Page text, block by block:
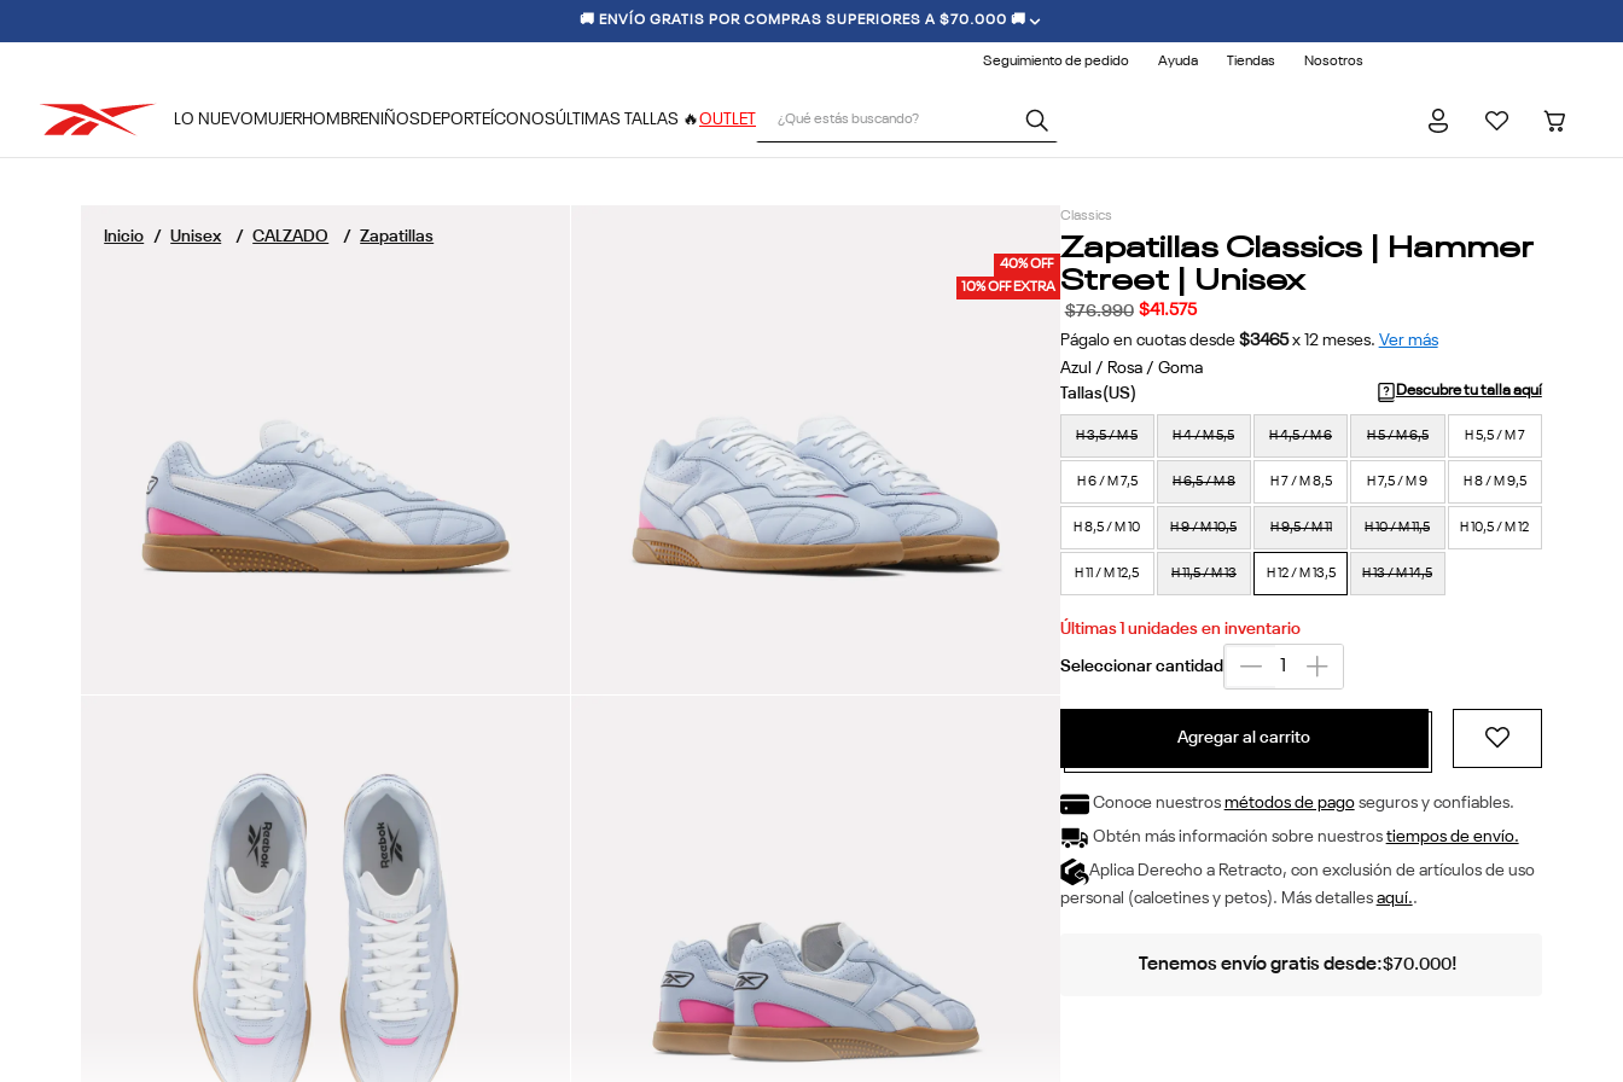
🚚 ENVÍO GRATIS POR COMPRAS SUPERIORES A $70.000 🚚
Seguimiento de pedido Ayuda Tiendas Nosotros
LO NUEVO MUJERHOMBRENIÑOSDEPORTE ÍCONOSÚLTIMAS TALLAS 🔥OUTLET
40% OFF
10% OFF EXTRA
Unisex CALZADO Zapatillas
Classics
Zapatillas Classics | Hammer
Street | Unisex
$76.990 $41 .575
Págalo en cuotas desde $3465 x 12meses. Ver más
Azul / Rosa / Goma
Descubre tu talla aquí
H 3,5 / M 5 H 4 / M 5,5 H 4,5 / M 6 H 5 / M 6,5 H 5,5 / M 7
H 6 / M 7,5 H 6,5 / M 8 H 7 / M 8,5 H 7,5 / M 9 H 8 / M 9,5
H 8,5 / M 10 H 9 / M 10,5 H 9,5 / M 11 H 10 / M 11,5 H 10,5 / M 12
H 11 / M 12,5 H 11,5 / M 13 H 12 / M 13,5 H 13 / M 14,5
Últimas unidades en inventario
Agregar al carrito
Conoce nuestros métodos de pagoseguros y confiables.
Obtén más información sobre nuestros tiempos de envío.
Aplica Derecho a Retracto, con exclusión de artículos de uso
personal (calcetines y petos). Más detalles aquí..
Tenemos envío gratis desde:$70.000!
2.
club c
7.
nano 4
8.
classic
9.
nano 5